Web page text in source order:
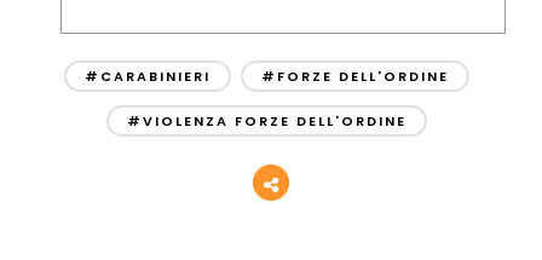
#CARABINIERI #FORZE DELL'ORDINE
#VIOLENZA FORZE DELL'ORDINE